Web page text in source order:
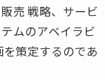
売 戦略、サービ
ムのアベイラビ
策定するのであ